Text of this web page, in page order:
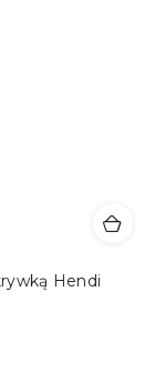
Hendi